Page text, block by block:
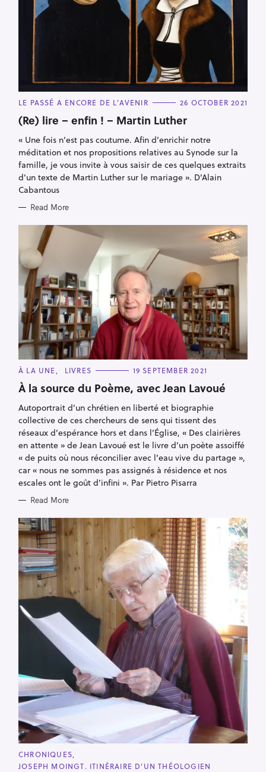
C
T
E
O
I
E
S
LE PASSÉ A ENCORE DE L’AVENIR 26 OCTOBER 2021
(Re) lire – enfin ! – Martin Luther
« Une fois n’est pas coutume. Afin d’enrichir notre
méditation et nos propositions relatives au Synode sur la
famille, je vous invite à vous saisir de ces quelques extraits
d’un texte de Martin Luther sur le mariage ». D'Alain
Cabantous
Read More
C
T
E
O
I
E
S
À LA UNE LIVRES 19 SEPTEMBER 2021
À la source du Poème, avec Jean Lavoué
Autoportrait d’un chrétien en liberté et biographie
collective de ces chercheurs de sens qui tissent des
réseaux d’espérance hors et dans l’Église, « Des clairières
en attente » de Jean Lavoué est le livre d’un poète assoiffé
« de puits où nous réconcilier avec l’eau vive du partage »,
car « nous ne sommes pas assignés à résidence et nos
escales ont le goût d’infini ». Par Pietro Pisarra
Read More
C
A
T
CHRONIQUES
JOSEPH MOINGT. ITINÉRAIRE D'UN THÉOLOGIEN
S
e
h
f
o
r
: